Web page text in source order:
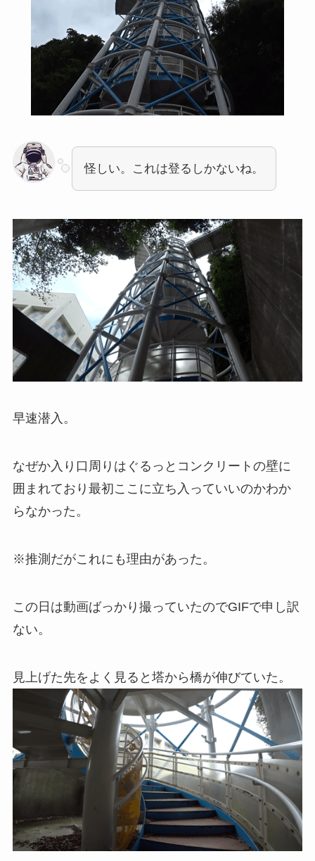
怪しい。これは登るしかないね。
早速潜入。
なぜか入り口周りはぐるっとコンクリートの壁に
囲まれており最初ここに立ち入っていいのかわか
らなかった。
※推測だがこれにも理由があった。
この日は動画ばっかり撮っていたのでGIFで申し訳
ない。
見上げた先をよく見ると塔から橋が伸びていた。